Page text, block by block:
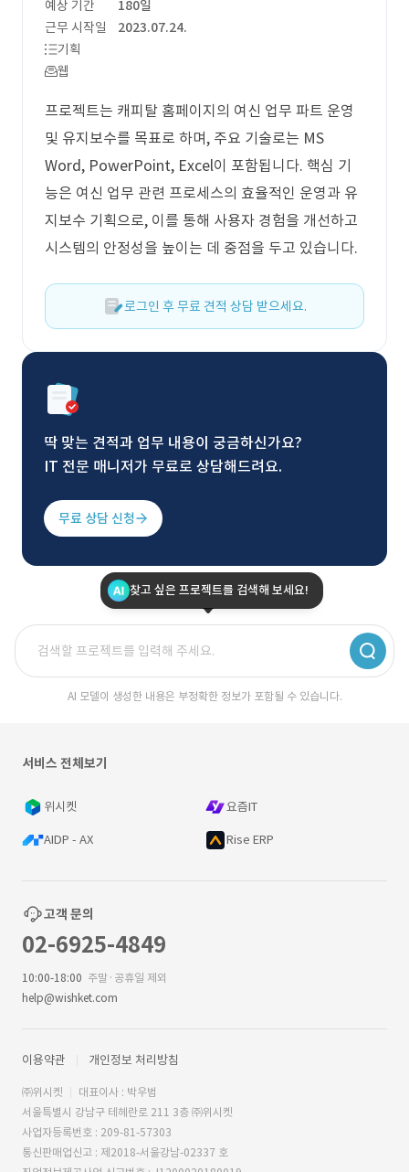
예상 기간
180일
근무 시작일
2023.07.24.
기획
웹
프로젝트는 캐피탈 홈페이지의 여신 업무 파트 운영
및 유지보수를 목표로 하며, 주요 기술로는 MS
Word, PowerPoint, Excel이 포함됩니다. 핵심 기
능은 여신 업무 관련 프로세스의 효율적인 운영과 유
지보수 기획으로, 이를 통해 사용자 경험을 개선하고
시스템의 안정성을 높이는 데 중점을 두고 있습니다.
로그인 후 무료 견적 상담 받으세요.
딱 맞는 견적과 업무 내용이 궁금하신가요?
IT 전문 매니저가 무료로 상담해드려요.
무료 상담 신청
찾고 싶은 프로젝트를 검색해 보세요!
AI 모델이 생성한 내용은 부정확한 정보가 포함될 수 있습니다.
서비스 전체보기
위시켓 요즘IT
AIDP - AX Rise ERP
고객 문의
02-6925-4849
10:00-18:00 주말·공휴일 제외
help@wishket.com
이용약관 개인정보 처리방침
㈜위시켓
대표이사 : 박우범
서울특별시 강남구 테헤란로 211 3층 ㈜위시켓
사업자등록번호 : 209-81-57303
통신판매업신고 : 제2018-서울강남-02337 호